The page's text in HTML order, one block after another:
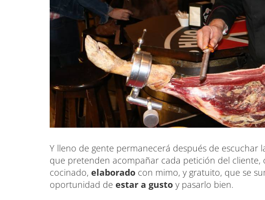
Y lleno de gente permanecerá después de escuchar
que pretenden acompañar cada petición del cliente,
cocinado, elaborado con mimo, y gratuito, que se
oportunidad de estar a gusto y pasarlo bien.